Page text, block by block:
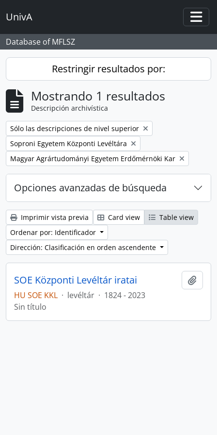
UnivA
Database of MFLSZ
Restringir resultados por:
Mostrando 1 resultados
Descripción archivística
Remove filter:
Sólo las descripciones de nivel superior
Remove filter:
Soproni Egyetem Központi Levéltára
Remove filter:
Magyar Agrártudományi Egyetem Erdőmérnöki Kar
Opciones avanzadas de búsqueda
Imprimir vista previa Card view
Table view
Ordenar por: Identificador
Dirección: Clasificación en orden ascendente
SOE Központi Levéltár iratai
HU SOE KKL · levéltár · 1824 - 2023
Sin título